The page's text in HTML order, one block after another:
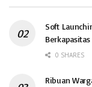
Soft
0 SHARES
Ribuan